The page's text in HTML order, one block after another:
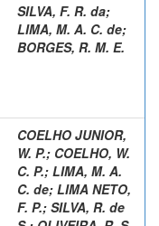
SILVA, F. R. da;
LIMA, M. A. C. de;
BORGES, R. M. E.
COELHO JUNIOR,
W. P.; COELHO, W.
C. P.; LIMA, M. A.
C. de; LIMA NETO,
F. P.; SILVA, R. de